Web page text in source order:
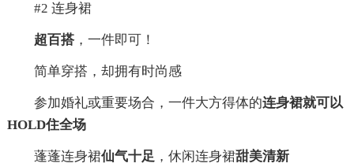
#2 连身裙
超百搭，一件即可！
简单穿搭，却拥有时尚感
参加婚礼或重要场合，一件大方得体的连身裙就可以
HOLD住全场
蓬蓬连身裙仙气十足，休闲连身裙甜美清新